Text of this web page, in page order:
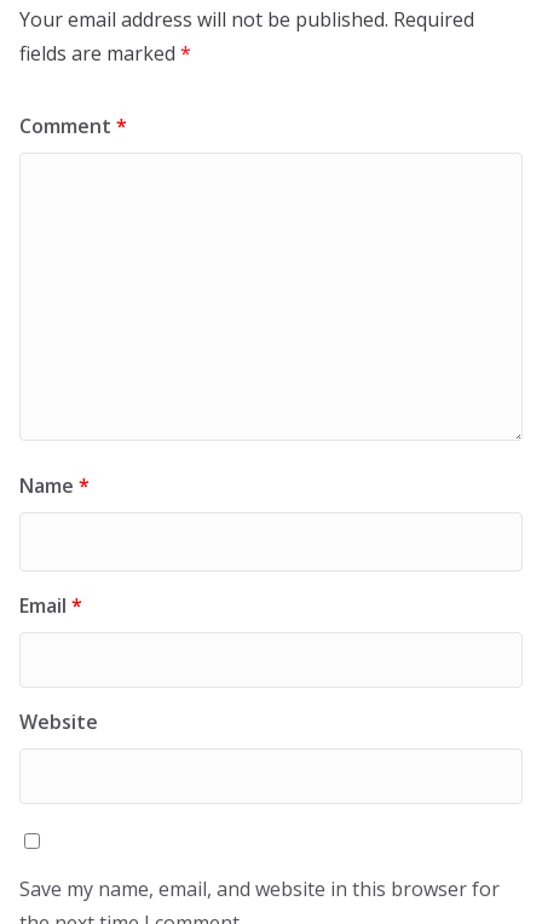
Your email address will not be published. Required
fields are marked *
Comment *
Name *
Email *
Website
Save my name, email, and website in this browser for